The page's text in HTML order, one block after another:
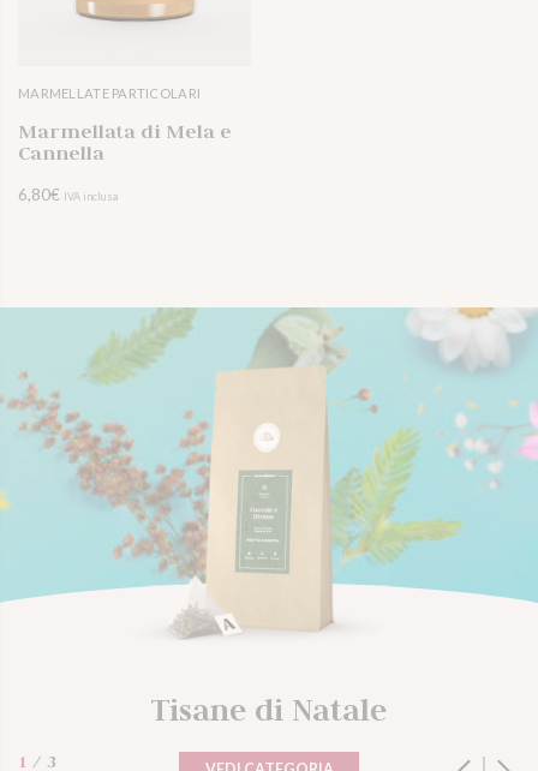
VOGLIO PROVARLO
MARMELLATE PARTICOLARI
Marmellata di Mela e
Cannella
6,80€ IVA inclusa
Tisane di Natale
1 / 3